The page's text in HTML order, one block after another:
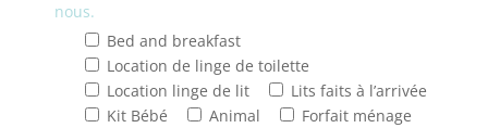
nous.
Bed and breakfast
Location de linge de toilette
Location linge de lit
Lits faits à l’arrivée
Kit Bébé
Animal
Forfait ménage